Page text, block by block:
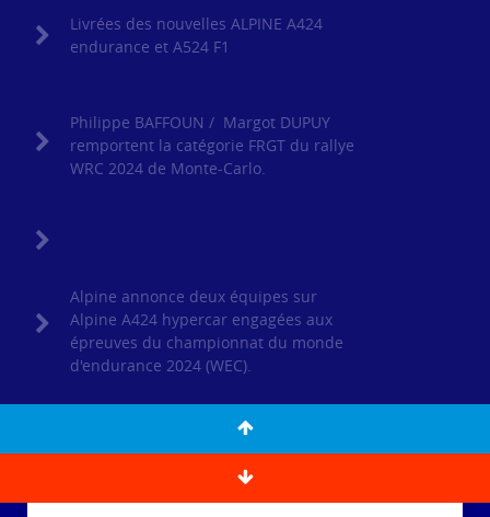
Livrées des nouvelles ALPINE A424
endurance et A524 F1
Philippe BAFFOUN / Margot DUPUY
remportent la catégorie FRGT du rallye
WRC 2024 de Monte-Carlo.
Alpine annonce deux équipes sur
Alpine A424 hypercar engagées aux
épreuves du championnat du monde
d'endurance 2024 (WEC).